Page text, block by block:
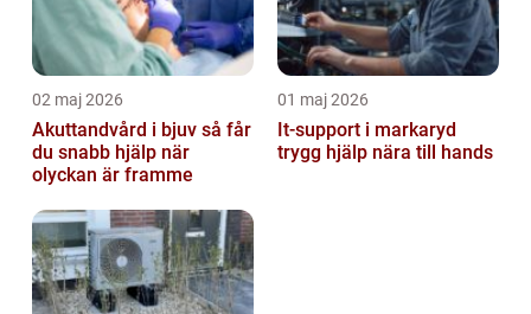
02 maj 2026
Akuttandvård i bjuv så får
du snabb hjälp när
olyckan är framme
01 maj 2026
It-support i markaryd
trygg hjälp nära till hands